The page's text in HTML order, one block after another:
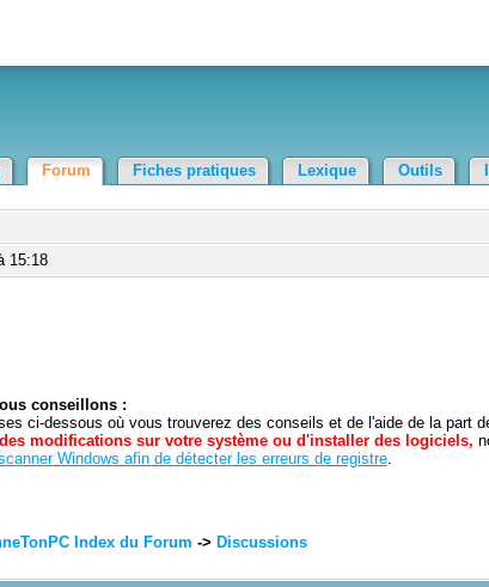
Forum Fiches pratiques Lexique Outils
15:18
conseillons :
ci-dessous où vous trouverez des conseils et de l'aide de la part
modifications sur votre système ou d'installer des logiciels,
Windows afin de détecter les erreurs de registre.
Index du Forum -> Discussions